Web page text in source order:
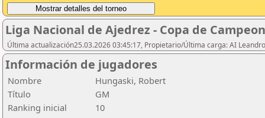
Liga Nacional de Ajedrez - Copa de
Última actualización25.03.2026 03:45:17, Propietario/Última carga: AI
Información de jugadores
Nombre
Hungaski, Robert
Título
GM
Ranking inicial
10